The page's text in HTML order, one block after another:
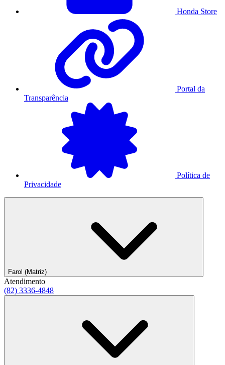
Honda Store
Portal da
Transparência
Política de
Privacidade
Farol (Matriz)
Atendimento
(82) 3336-4848